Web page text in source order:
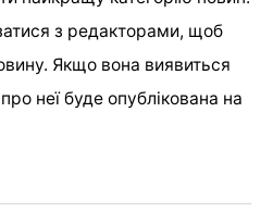
з редакторами, щоб
Якщо вона виявиться
неї буде опублікована на